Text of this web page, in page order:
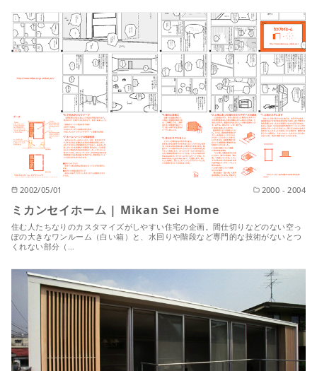
2002/05/01 2000 - 2004
ミカンセイホーム | Mikan Sei Home
住む人たちなりのカスタマイズがしやすい住宅の企画。間仕切りなどのない空っ
ぽの大きなワンルーム（白い箱）と、水回りや階段など専門的な技術がないとつ
くれない部分（…